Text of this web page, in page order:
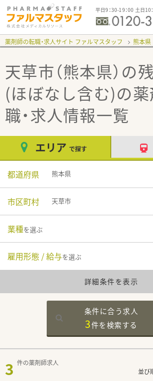
平日9：30-19：00 土日10
薬剤師の転職・求人サイト ファルマスタッフ 熊本県
天草市（熊本県）の
(ほぼなし含む)の
職・求人情報一覧
エリア で探す
都道府県 熊本県
市区町村 天草市
業種を選ぶ
雇用形態 / 給与を選ぶ
詳細条件を表示
条件に合う求人
3件を検索する
3 件の薬剤師求人
並び